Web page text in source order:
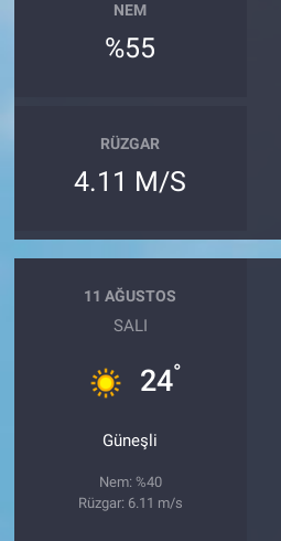
NEM
%55
RÜZGAR
4.11 M/S
11 AĞUSTOS
SALI
24°
Güneşli
Nem: %40
Rüzgar: 6.11 m/s